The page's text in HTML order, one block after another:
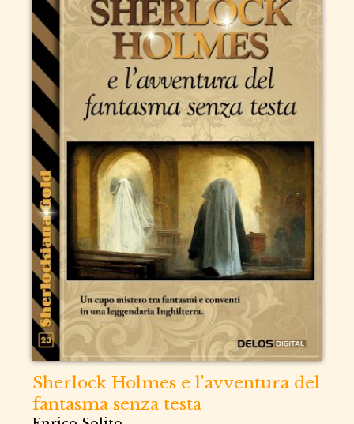
Sherlock Holmes e l'avventura del
fantasma senza testa